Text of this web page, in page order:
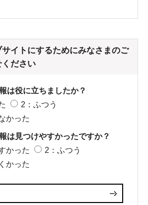
イトにするためにみなさまのご
ださい
は役に立ちましたか？
2：ふつう
かった
は見つけやすかったですか？
かった
2：ふつう
かった